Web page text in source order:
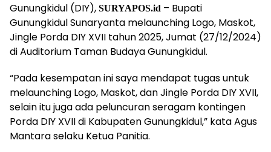
Gunungkidul (DIY), SURYAPOS.id – Bupati
Gunungkidul Sunaryanta melaunching Logo, Maskot,
Jingle Porda DIY XVII tahun 2025, Jumat (27/12/2024)
di Auditorium Taman Budaya Gunungkidul.
“Pada kesempatan ini saya mendapat tugas untuk
melaunching Logo, Maskot, dan Jingle Porda DIY XVII,
selain itu juga ada peluncuran seragam kontingen
Porda DIY XVII di Kabupaten Gunungkidul,” kata Agus
Mantara selaku Ketua Panitia.